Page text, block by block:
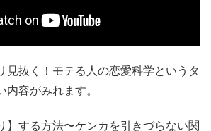
見抜く！モテる人の恋愛科学というタ
内容がみれます。
】する方法〜ケンカを引きづらない関